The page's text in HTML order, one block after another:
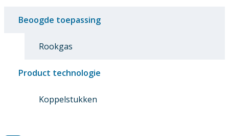
Beoogde toepassing
Rookgas
Product technologie
Koppelstukken